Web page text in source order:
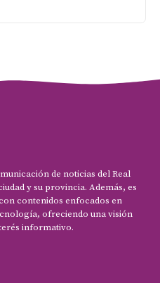
de noticias del Real
y su provincia. Además, es
contenidos enfocados en
ofreciendo una visión
informativo.